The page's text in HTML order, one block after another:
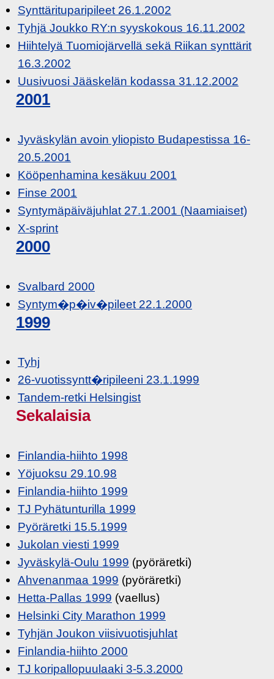
Synttärituparipileet 26.1.2002
Tyhjä Joukko RY:n syyskokous 16.11.2002
Hiihtelyä Tuomiojärvellä sekä Riikan synttärit
16.3.2002
Uusivuosi Jääskelän kodassa 31.12.2002
2001
Jyväskylän avoin yliopisto Budapestissa 16-
20.5.2001
Kööpenhamina kesäkuu 2001
Finse 2001
Syntymäpäiväjuhlat 27.1.2001 (Naamiaiset)
X-sprint
2000
Svalbard 2000
Syntym�p�iv�pileet 22.1.2000
1999
Tyhj
26-vuotissyntt�ripileeni 23.1.1999
Tandem-retki Helsingist
Sekalaisia
Finlandia-hiihto 1998
Yöjuoksu 29.10.98
Finlandia-hiihto 1999
TJ Pyhätunturilla 1999
Pyöräretki 15.5.1999
Jukolan viesti 1999
Jyväskylä-Oulu 1999 (pyöräretki)
Ahvenanmaa 1999 (pyöräretki)
Hetta-Pallas 1999 (vaellus)
Helsinki City Marathon 1999
Tyhjän Joukon viisivuotisjuhlat
Finlandia-hiihto 2000
TJ koripallopuulaaki 3-5.3.2000